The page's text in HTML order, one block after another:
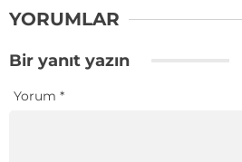
YORUMLAR
Bir yanıt yazın
Yorum *